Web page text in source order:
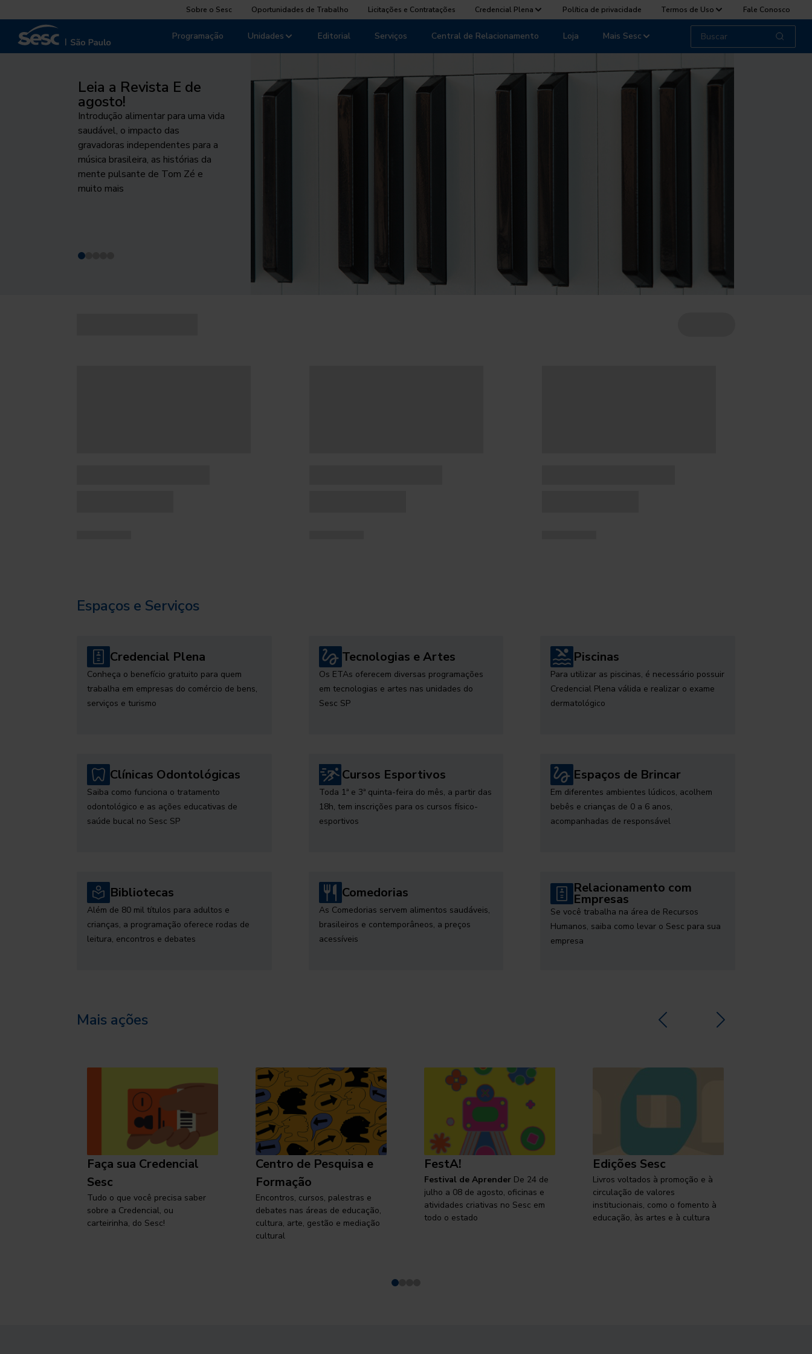
Sobre o Sesc Oportunidades de Trabalho Licitações e Contratações Credencial Plena Política de privacidade Termos de Uso Fale Conosco
Unidades
Programação Editorial Serviços Central de Relacionamento Loja Mais Sesc
Leia a Revista E de
agosto!
Introdução alimentar para uma vida
saudável, o impacto das
gravadoras independentes para a
música brasileira, as histórias da
mente pulsante de Tom Zé e
muito mais
Pela Vida das
mulheres
Projeto fomenta o debate público
sobre respeito, equidade de
gênero e proteção da vida
Palco Giratório
Um dos maiores projetos de
circulação das artes cênicas chega
a São Paulo. Conheça os
espetáculos desta edição
Agosto Indígena
Programação destaca o
protagonismo e as tecnologias
desenvolvidas e utilizadas pelos
povos indígenas no Brasil
O cuidado que
sustenta
Do Peito ao Prato, iniciativa
voltada à promoção da
alimentação saudável na
primeiríssima infância acontece de
1 a 7 de agosto
Espaços e Serviços
Credencial Plena
Conheça o benefício gratuito para quem
trabalha em empresas do comércio de bens,
serviços e turismo
Tecnologias e Artes
Os ETAs oferecem diversas programações
em tecnologias e artes nas unidades do
Sesc SP
Piscinas
Para utilizar as piscinas, é necessário possuir
Credencial Plena válida e realizar o exame
dermatológico
Clínicas Odontológicas
Saiba como funciona o tratamento
odontológico e as ações educativas de
saúde bucal no Sesc SP
Cursos Esportivos
Toda 1ª e 3ª quinta-feira do mês, a partir das
18h, tem inscrições para os cursos físico-
esportivos
Espaços de Brincar
Em diferentes ambientes lúdicos, acolhem
bebês e crianças de 0 a 6 anos,
acompanhadas de responsável
Bibliotecas
Além de 80 mil títulos para adultos e
crianças, a programação oferece rodas de
leitura, encontros e debates
Comedorias
As Comedorias servem alimentos saudáveis,
brasileiros e contemporâneos, a preços
acessíveis
Relacionamento com
Empresas
Se você trabalha na área de Recursos
Humanos, saiba como levar o Sesc para sua
empresa
Mais ações
Faça sua Credencial
Sesc
Tudo o que você precisa saber
sobre a Credencial, ou
carteirinha, do Sesc!
Centro de Pesquisa e
Formação
Encontros, cursos, palestras e
debates nas áreas de educação,
cultura, arte, gestão e mediação
cultural
FestA!
Festival de Aprender De 24 de
julho a 08 de agosto, oficinas e
atividades criativas no Sesc em
todo o estado
Edições Sesc
Livros voltados à promoção e à
circulação de valores
institucionais, como o fomento à
educação, às artes e à cultura